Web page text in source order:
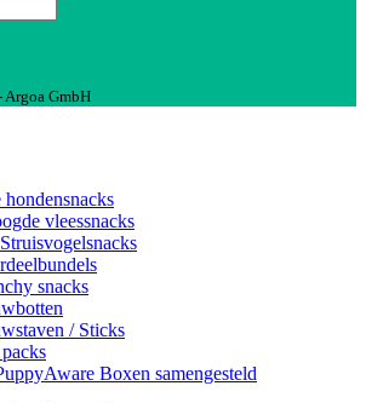
Argoa GmbH
vleessnacks
snacks
/ Sticks
Aware Boxen samengesteld